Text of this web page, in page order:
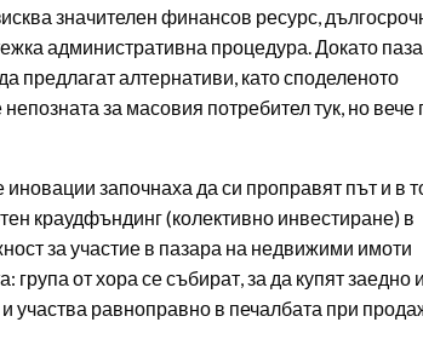
значителен финансов ресурс,
административна процедура. Докато
предлагат алтернативи, като споделеното
за масовия потребител тук, но вече
започнаха да си проправят път и в
краудфъндинг (колективно инвестиране) в
за участие в пазара на недвижими имоти
от хора се събират, за да купят заедно
участва равноправно в печалбата при